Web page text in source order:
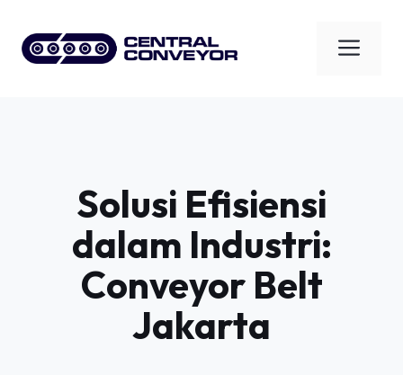
content
Solusi Efisiensi
dalam Industri:
Conveyor Belt
Jakarta